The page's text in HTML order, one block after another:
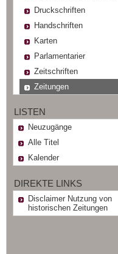
Druckschriften
Handschriften
Karten
Parlamentarier
Zeitschriften
Zeitungen
LISTEN
Neuzugänge
Alle Titel
Kalender
DIREKTE LINKS
Disclaimer Nutzung von
historischen Zeitungen